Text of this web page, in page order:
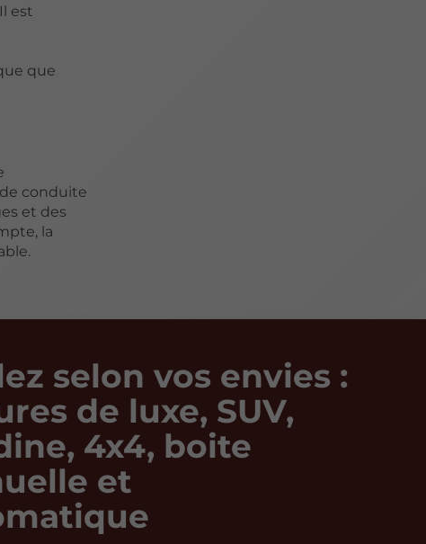
est
que
conduite
et des
la
selon vos envies :
de luxe, SUV,
4x4, boite
et